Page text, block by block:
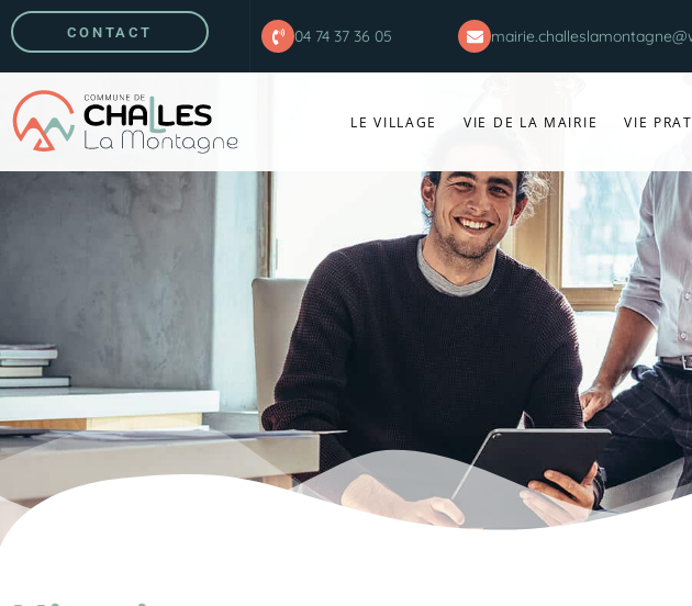
CONTACT 04 74 37 36 05
LE VILLAGE VIE DE LA MAIRIE VIE